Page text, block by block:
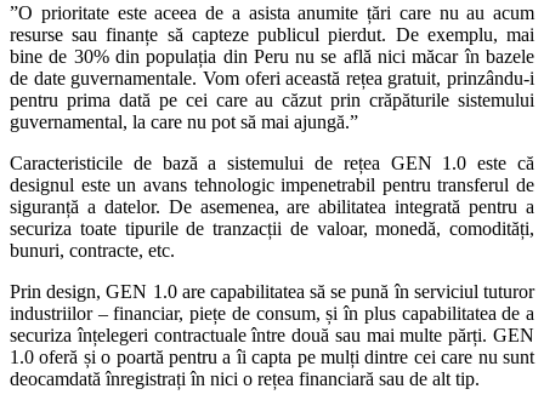
”O prioritate este aceea de a asista anumite țări care nu au acum
resurse sau finanțe să capteze publicul pierdut. De exemplu, mai
bine de 30% din populația din Peru nu se află nici măcar în bazele
de date guvernamentale. Vom oferi această rețea gratuit, prinzându-i
pentru prima dată pe cei care au căzut prin crăpăturile sistemului
guvernamental, la care nu pot să mai ajungă.”
Caracteristicile de bază a sistemului de rețea GEN 1.0 este că
designul este un avans tehnologic impenetrabil pentru transferul de
siguranță a datelor. De asemenea, are abilitatea integrată pentru a
securiza toate tipurile de tranzacții de valoar, monedă, comodități,
bunuri, contracte, etc.
Prin design, GEN 1.0 are capabilitatea să se pună în serviciul tuturor
industriilor – financiar, piețe de consum, și în plus capabilitatea de a
securiza înțelegeri contractuale între două sau mai multe părți. GEN
1.0 oferă și o poartă pentru a îi capta pe mulți dintre cei care nu sunt
deocamdată înregistrați în nici o rețea financiară sau de alt tip.